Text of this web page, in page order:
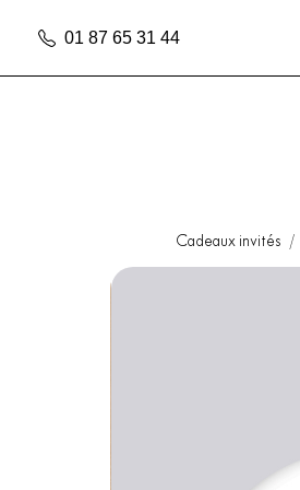
01 87 65 31 44
Cadeaux invités